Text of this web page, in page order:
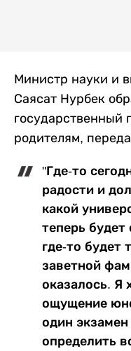
Министр науки и
Саясат Нурбек
государственный
родителям,
"Где-то
радости и
какой
теперь будет
где-то будет
заветной
оказалось. Я
ощущение
один
определить